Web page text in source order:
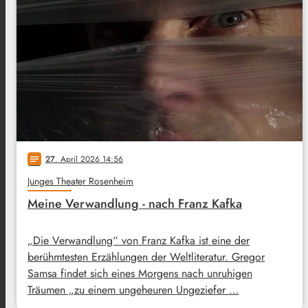
notes 27. April 2026 14:56
Junges Theater Rosenheim
Meine Verwandlung - nach Franz Kafka
„Die Verwandlung“ von Franz Kafka ist eine der
berühmtesten Erzählungen der Weltliteratur. Gregor
Samsa findet sich eines Morgens nach unruhigen
Träumen „zu einem ungeheuren Ungeziefer …